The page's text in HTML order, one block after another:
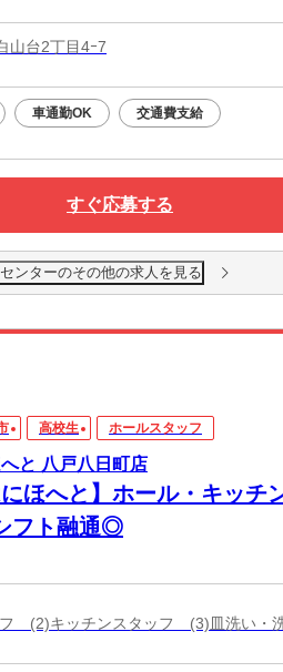
山台2丁目4ｰ7
車通勤OK 交通費支給
すぐ応募する
ンターのその他の求人を見る
高校生 ホールスタッフ
と 八戸八日町店
にほへと】ホール・キッチ
フト融通◎
フ (2)キッチンスタッフ (3)皿洗い・